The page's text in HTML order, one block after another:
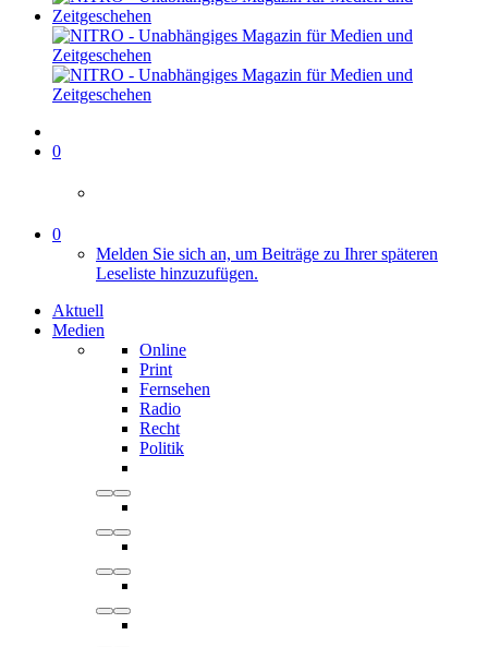
0
0
Melden Sie sich an, um Beiträge zu Ihrer späteren
Leseliste hinzuzufügen.
Aktuell
Medien
Online
Print
Fernsehen
Radio
Recht
Politik